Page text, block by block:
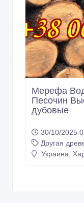
Мерефа
Песочин
дубовые
30/10/2025
Другая
Украина,